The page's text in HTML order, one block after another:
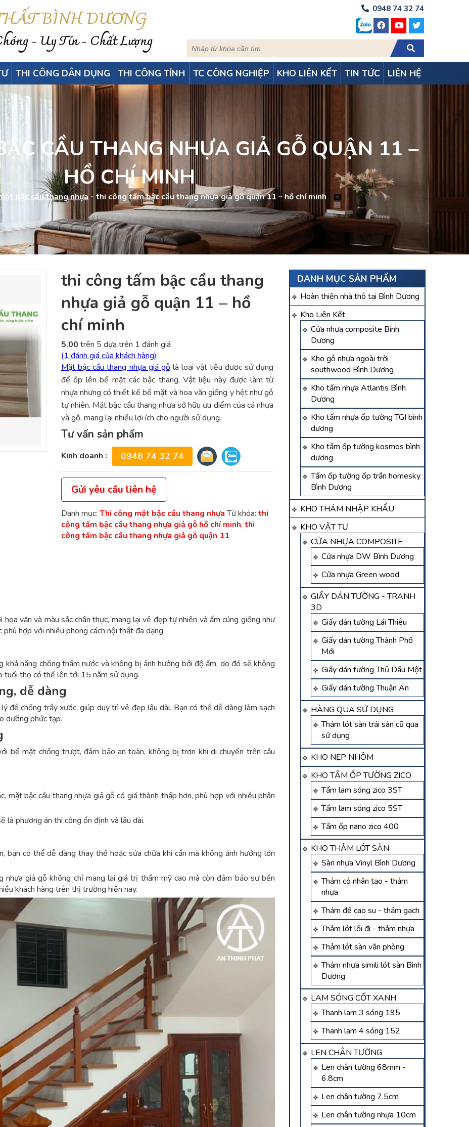
BÌNH DƯƠNG
- Uy Tín - Chất Lượng
0948 74 32 74
THI CÔNG DÂN DỤNG THI CÔNG TỈNH TC CÔNG NGHIỆP KHO LIÊN KẾT TIN TỨC LIÊN HỆ
CẦU THANG NHỰA GIẢ GỖ QUẬN 11 –
HỒ CHÍ MINH
bậc cầu thang nhựa - thi công tấm bậc cầu thang nhựa giả gỗ quận 11 – hồ chí minh
DANH MỤC SẢN PHẨM
Hoàn thiện nhà thô tại Bình Dương
Kho Liên Kết
Cửa nhựa composite Bình
Dương
Kho gỗ nhựa ngoài trời
southwood Bình Dương
Kho tấm nhựa Atlantis Bình
Dương
Kho tấm nhựa ốp tường TGI bình
dương
Kho tấm ốp tường kosmos bình
dương
Tấm ốp tường ốp trần homesky
Bình Dương
KHO THẢM NHẬP KHẨU
KHO VẬT TƯ
CỬA NHỰA COMPOSITE
Cửa nhựa DW Bình Dương
Cửa nhựa Green wood
GIẤY DÁN TƯỜNG - TRANH
3D
Giấy dán tường Lái Thiêu
Giấy dán tường Thành Phố
Mới
Giấy dán tường Thủ Dầu Một
Giấy dán tường Thuận An
HÀNG QUA SỬ DỤNG
Thảm lót sàn trải sàn cũ qua
sử dụng
KHO NẸP NHÔM
KHO TẤM ỐP TƯỜNG ZICO
Tấm lam sóng zico 3ST
Tấm lam sóng zico 5ST
Tấm ốp nano zico 400
KHO THẢM LÓT SÀN
Sàn nhựa Vinyl Bình Dương
Thảm cỏ nhân tạo - thảm
nhựa
Thảm đế cao su - thảm gạch
Thảm lót lối đi - thảm nhựa
Thảm lót sàn văn phòng
Thảm nhựa simili lót sàn Bình
Dương
LAM SÓNG CỐT XANH
Thanh lam 3 sóng 195
Thanh lam 4 sóng 152
LEN CHÂN TƯỜNG
Len chân tường 68mm -
6.8cm
Len chân tường 7.5cm
Len chân tường nhựa 10cm
thi công tấm bậc cầu thang
nhựa giả gỗ quận 11 – hồ
chí minh
5.00 trên 5 dựa trên 1 đánh giá
(1 đánh giá của khách hàng)
Mặt bậc cầu thang nhựa giả gỗlà loại vật liệu được sử dụng
để ốp lên bề mặt các bậc thang. Vật liệu này được làm từ
nhựa nhưng có thiết kế bề mặt và hoa văn giống y hệt như gỗ
tự nhiên. Mặt bậc cầu thang nhựa sở hữu ưu điểm của cả nhựa
và gỗ, mang lại nhiều lợi ích cho người sử dụng.
Tư vấn sản phẩm
Kinh doanh : 0948 74 32 74
Gửi yêu cầu liên hệ
Danh mục: Thi công mặt bậc cầu thang nhựa Từ khóa: thi
công tấm bậc cầu thang nhựa giả gỗ hồ chí minh, thi
công tấm bậc cầu thang nhựa giả gỗ quận 11
văn và màu sắc chân thực, mang lại vẻ đẹp tự nhiên và ấm cúng giống như
hợp với nhiều phong cách nội thất đa dạng
khả năng chống thấm nước và không bị ảnh hưởng bởi độ ẩm, do đó sẽ không
tuổi thọ có thể lên tới 15 năm sử dụng.
dễ dàng
để chống trầy xước, giúp duy trì vẻ đẹp lâu dài. Bạn có thể dễ dàng làm sạch
dưỡng phức tạp.
bề mặt chống trượt, đảm bảo an toàn, không bị trơn khi di chuyển trên cầu
mặt bậc cầu thang nhựa giả gỗ có giá thành thấp hơn, phù hợp với nhiều phân
là phương án thi công ổn định và lâu dài.
bạn có thể dễ dàng thay thế hoặc sửa chữa khi cần mà không ảnh hưởng lớn
nhựa giả gỗ không chỉ mang lại giá trị thẩm mỹ cao mà còn đảm bảo sự bền
khách hàng trên thị trường hiện nay.